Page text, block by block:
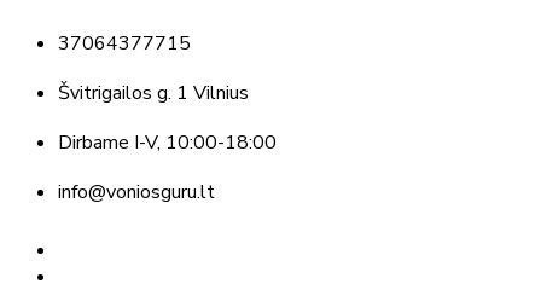
37064377715
Švitrigailos g. 1 Vilnius
Dirbame I-V, 10:00-18:00
info@voniosguru.lt